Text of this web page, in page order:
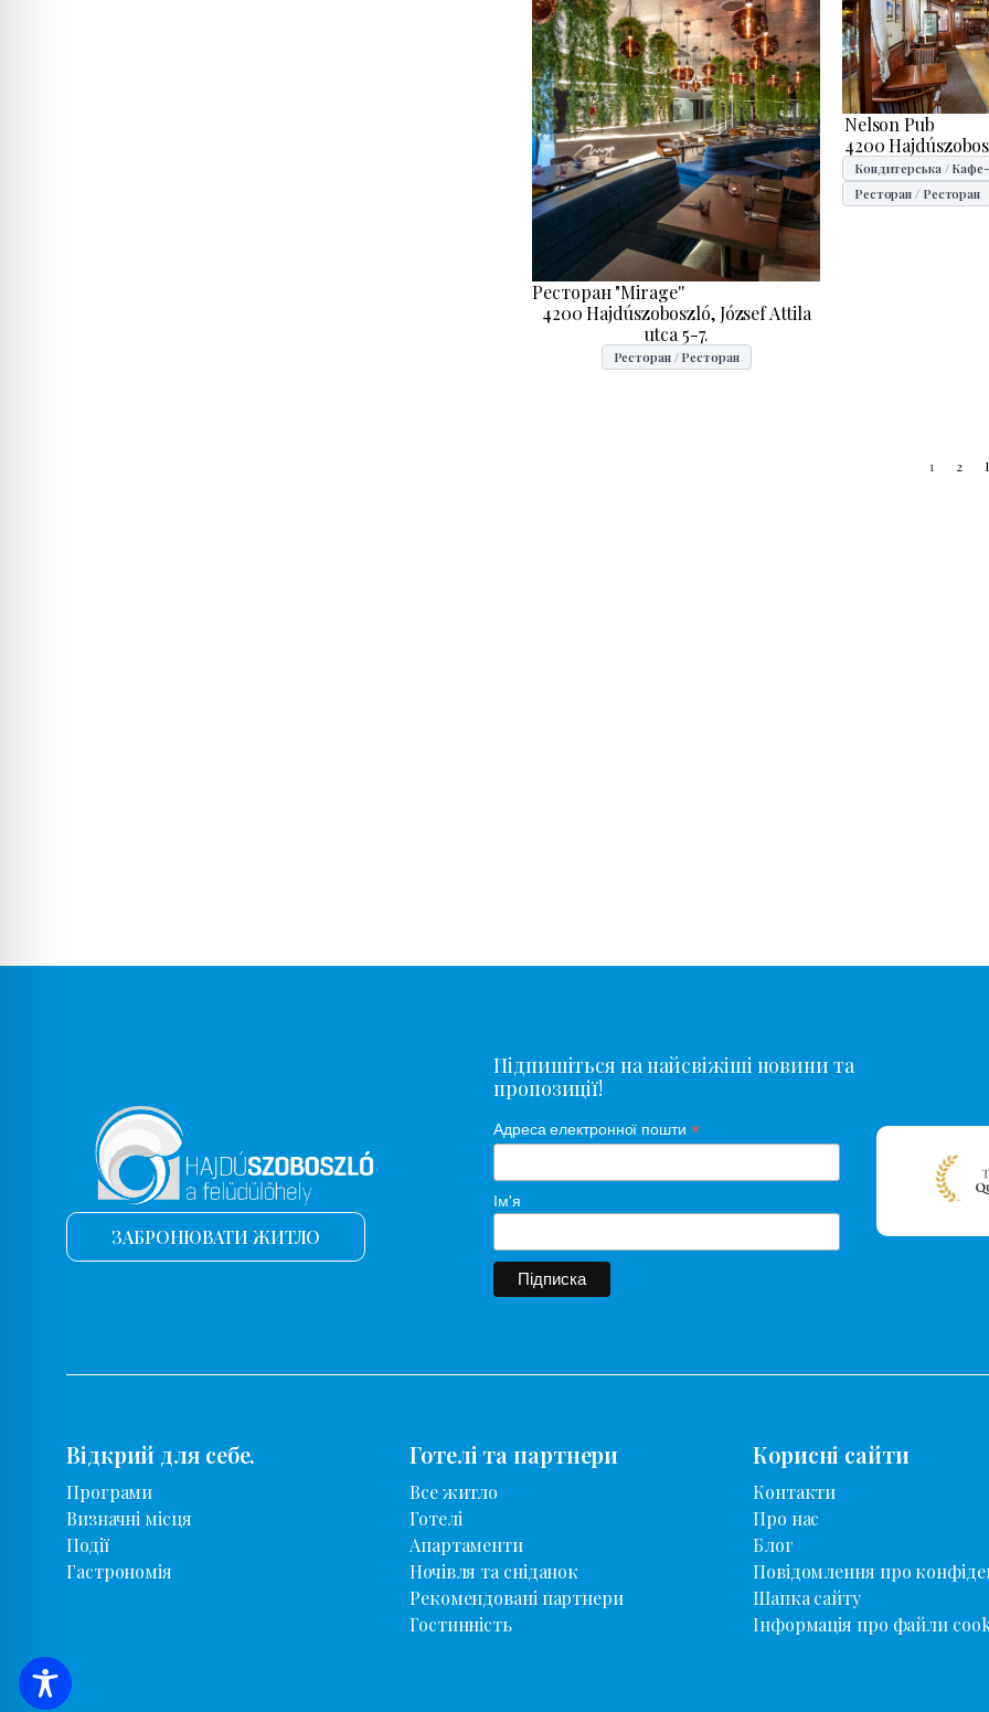
Ресторан "Mirage''
4200 Hajdúszoboszló, József Attila
utca 5-7.
Ресторан / Ресторан
Nelson Pub
4200
Кондитерська /
Ресторан / Ресторан
1 2
ЗАБРОНЮВАТИ ЖИТЛО
Підпишіться на найсвіжіші новини та
пропозиції!
Адреса електронної пошти *
Ім'я
Відкрий для себе.
Програми
Визначні місця
Події
Гастрономія
Готелі та партнери
Все житло
Готелі
Апартаменти
Ночівля та сніданок
Рекомендовані партнери
Гостинність
Корисні сайти
Контакти
Про нас
Блог
Повідомлення про
Шапка сайту
Інформація про файли